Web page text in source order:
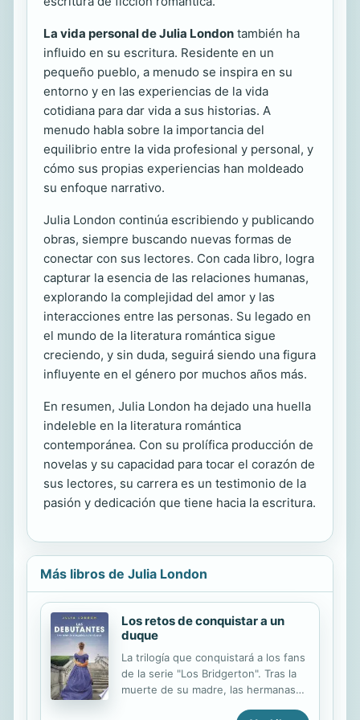
La vida personal de Julia London también ha
influido en su escritura. Residente en un
pequeño pueblo, a menudo se inspira en su
entorno y en las experiencias de la vida
cotidiana para dar vida a sus historias. A
menudo habla sobre la importancia del
equilibrio entre la vida profesional y personal, y
cómo sus propias experiencias han moldeado
su enfoque narrativo.
Julia London continúa escribiendo y publicando
obras, siempre buscando nuevas formas de
conectar con sus lectores. Con cada libro, logra
capturar la esencia de las relaciones humanas,
explorando la complejidad del amor y las
interacciones entre las personas. Su legado en
el mundo de la literatura romántica sigue
creciendo, y sin duda, seguirá siendo una figura
influyente en el género por muchos años más.
En resumen, Julia London ha dejado una huella
indeleble en la literatura romántica
contemporánea. Con su prolífica producción de
novelas y su capacidad para tocar el corazón de
sus lectores, su carrera es un testimonio de la
pasión y dedicación que tiene hacia la escritura.
Más libros de Julia London
Los retos de conquistar a un
duque
La trilogía que conquistará a los fans
de la serie "Los Bridgerton". Tras la
muerte de su madre, las hermanas